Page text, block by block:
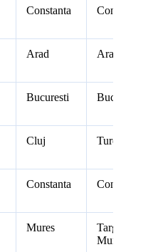
Constanta Constanta
Arad Arad
Bucuresti Bucuresti
Cluj Turda
Constanta Constanta
Mures
Targu
Mures